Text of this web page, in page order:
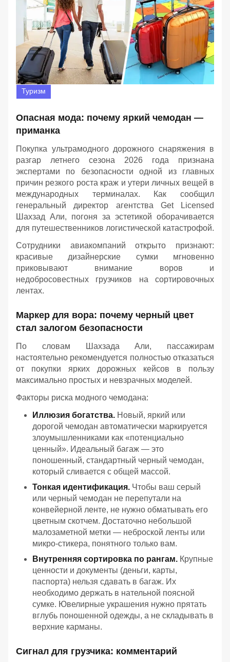
Туризм
Опасная мода: почему яркий чемодан —
приманка
Покупка ультрамодного дорожного снаряжения в
разгар летнего сезона 2026 года признана
экспертами по безопасности одной из главных
причин резкого роста краж и утери личных вещей в
международных терминалах. Как сообщил
генеральный директор агентства Get Licensed
Шахзад Али, погоня за эстетикой оборачивается
для путешественников логистической катастрофой.
Сотрудники авиакомпаний открыто признают:
красивые дизайнерские сумки мгновенно
приковывают внимание воров и
недобросовестных грузчиков на сортировочных
лентах.
Маркер для вора: почему черный цвет
стал залогом безопасности
По словам Шахзада Али, пассажирам
настоятельно рекомендуется полностью отказаться
от покупки ярких дорожных кейсов в пользу
максимально простых и невзрачных моделей.
Факторы риска модного чемодана:
Иллюзия богатства. Новый, яркий или
дорогой чемодан автоматически маркируется
злоумышленниками как «потенциально
ценный». Идеальный багаж — это
поношенный, стандартный черный чемодан,
который сливается с общей массой.
Тонкая идентификация. Чтобы ваш серый
или черный чемодан не перепутали на
конвейерной ленте, не нужно обматывать его
цветным скотчем. Достаточно небольшой
малозаметной метки — неброской ленты или
микро-стикера, понятного только вам.
Внутренняя сортировка по рангам. Крупные
ценности и документы (деньги, карты,
паспорта) нельзя сдавать в багаж. Их
необходимо держать в нательной поясной
сумке. Ювелирные украшения нужно прятать
вглубь поношенной одежды, а не складывать в
верхние карманы.
Сигнал для грузчика: комментарий